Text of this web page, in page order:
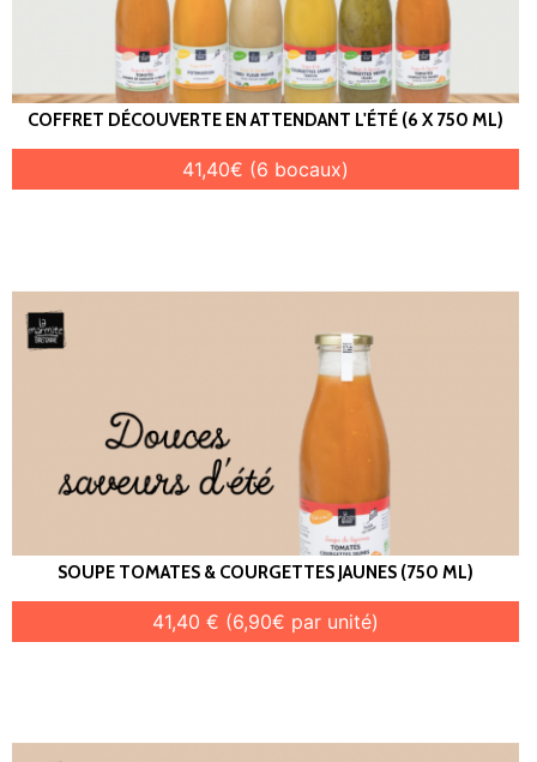
COFFRET DÉCOUVERTE EN ATTENDANT L'ÉTÉ (6 X 750 ML)
41,40€ (6 bocaux)
SOUPE TOMATES & COURGETTES JAUNES (750 ML)
41,40 € (6,90€ par unité)